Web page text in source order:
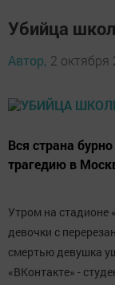
Убийца
Автор, 2 октября
Вся страна
трагедию в
Утром на стадионе
девочки с
смертью девушка
«ВКонтакте» -